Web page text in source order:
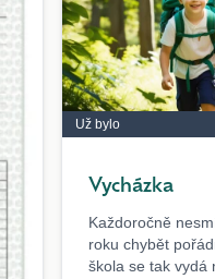
Už bylo
Vycházka
Každoročně
roku chybět
škola se tak vydá